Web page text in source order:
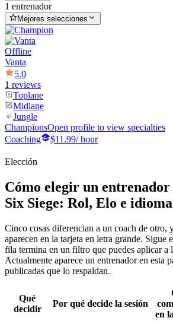
1 entrenador
Mejores selecciones
Offline
Vanta
5.0
1 reviews
Toplane
Midlane
Jungle
ChampionsOpen profile to view specialties
Coaching
$11.99/ hour
Elección
Cómo elegir un
Six Siege: Rol, Elo e idioma
Cinco cosas diferencian a un coach de otro,
aparecen en la tarjeta en letra grande. Sigue
fila termina en un filtro que puedes aplicar a
Actualmente aparece un entrenador en esta
publicadas que lo respaldan.
Qué
decidir
Por qué decide la sesión
en